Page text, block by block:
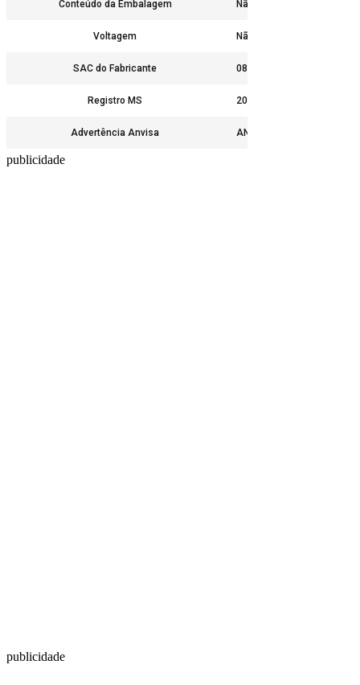
Conteúdo da Embalagem Não
Voltagem Não
SAC do Fabricante 0800-218150
Registro MS 2055802380032
Advertência Anvisa ANTES DE INICIAR ALGUM
publicidade
publicidade